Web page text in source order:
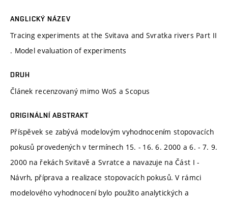
ANGLICKÝ NÁZEV
Tracing experiments at the Svitava and Svratka rivers Part II
. Model evaluation of experiments
DRUH
Článek recenzovaný mimo WoS a Scopus
ORIGINÁLNÍ ABSTRAKT
Příspěvek se zabývá modelovým vyhodnocením stopovacích
pokusů provedených v termínech 15. - 16. 6. 2000 a 6. - 7. 9.
2000 na řekách Svitavě a Svratce a navazuje na Část I -
Návrh, příprava a realizace stopovacích pokusů. V rámci
modelového vyhodnocení bylo použito analytických a